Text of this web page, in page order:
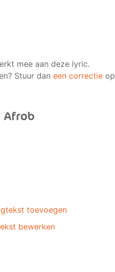
mee aan deze lyric.
Stuur dan een correctieop
Afrob
toevoegen
bewerken